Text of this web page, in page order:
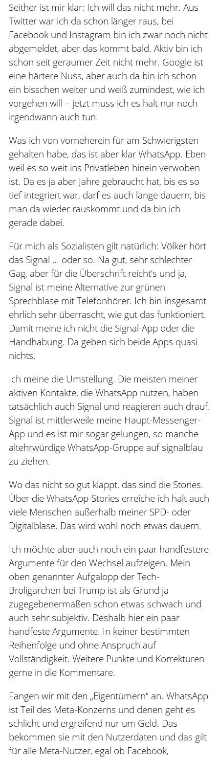
Seither ist mir klar: Ich will das nicht mehr. Aus
Twitter war ich da schon länger raus, bei
Facebook und Instagram bin ich zwar noch nicht
abgemeldet, aber das kommt bald. Aktiv bin ich
schon seit geraumer Zeit nicht mehr. Google ist
eine härtere Nuss, aber auch da bin ich schon
ein bisschen weiter und weiß zumindest, wie ich
vorgehen will – jetzt muss ich es halt nur noch
irgendwann auch tun.
Was ich von vorneherein für am Schwierigsten
gehalten habe, das ist aber klar WhatsApp. Eben
weil es so weit ins Privatleben hinein verwoben
ist. Da es ja aber Jahre gebraucht hat, bis es so
tief integriert war, darf es auch lange dauern, bis
man da wieder rauskommt und da bin ich
gerade dabei.
Für mich als Sozialisten gilt natürlich: Völker hört
das Signal … oder so. Na gut, sehr schlechter
Gag, aber für die Überschrift reicht’s und ja,
Signal ist meine Alternative zur grünen
Sprechblase mit Telefonhörer. Ich bin insgesamt
ehrlich sehr überrascht, wie gut das funktioniert.
Damit meine ich nicht die Signal-App oder die
Handhabung. Da geben sich beide Apps quasi
nichts.
Ich meine die Umstellung. Die meisten meiner
aktiven Kontakte, die WhatsApp nutzen, haben
tatsächlich auch Signal und reagieren auch drauf.
Signal ist mittlerweile meine Haupt-Messenger-
App und es ist mir sogar gelungen, so manche
altehrwürdige WhatsApp-Gruppe auf signalblau
zu ziehen.
Wo das nicht so gut klappt, das sind die Stories.
Über die WhatsApp-Stories erreiche ich halt auch
viele Menschen außerhalb meiner SPD- oder
Digitalblase. Das wird wohl noch etwas dauern.
Ich möchte aber auch noch ein paar handfestere
Argumente für den Wechsel aufzeigen. Mein
oben genannter Aufgalopp der Tech-
Broligarchen bei Trump ist als Grund ja
zugegebenermaßen schon etwas schwach und
auch sehr subjektiv. Deshalb hier ein paar
handfeste Argumente. In keiner bestimmten
Reihenfolge und ohne Anspruch auf
Vollständigkeit. Weitere Punkte und Korrekturen
gerne in die Kommentare.
Fangen wir mit den „Eigentümern“ an. WhatsApp
ist Teil des Meta-Konzerns und denen geht es
schlicht und ergreifend nur um Geld. Das
bekommen sie mit den Nutzerdaten und das gilt
für alle Meta-Nutzer, egal ob Facebook,